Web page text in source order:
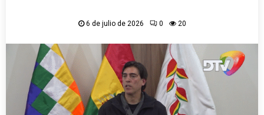
6 de julio de 2026 0 20